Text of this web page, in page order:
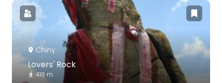
Chiny
Lovers' Rock
416 m